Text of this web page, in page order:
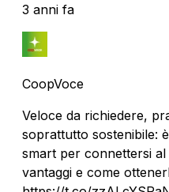
3 anni fa
CoopVoce
Veloce da richiedere,
soprattutto sostenibile:
smart per connettersi
vantaggi e come